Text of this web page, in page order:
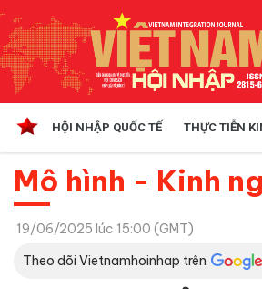
HỘI NHẬP QUỐC TẾ THỰC TIỄN
Mô hình - Kinh
19/06/2025 lúc 15:00 (GMT)
Theo dõi Vietnamhoinhap trên